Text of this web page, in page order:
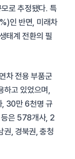
로 추정됐다. 특
인 반면, 미래차
태계 전환의 필
차 전용 부품군
고 있었으며,
, 30만 6천명 규
등은 578개사, 2
권, 경북권, 충청